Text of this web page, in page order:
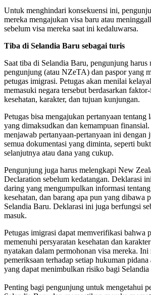
Untuk menghindari konsekuensi ini,
mereka mengajukan visa baru atau
sebelum visa mereka saat ini kedaluwarsa.
Tiba di Selandia Baru sebagai turis
Saat tiba di Selandia Baru, pengunjung harus
pengunjung (atau NZeTA) dan paspor yang
petugas imigrasi. Petugas akan menilai
memasuki negara tersebut berdasarkan
kesehatan, karakter, dan tujuan kunjungan.
Petugas bisa mengajukan pertanyaan
yang dimaksudkan dan kemampuan
menjawab pertanyaan-pertanyaan ini dengan
semua dokumentasi yang diminta, seperti
selanjutnya atau dana yang cukup.
Pengunjung juga harus melengkapi New
Declaration sebelum kedatangan. Deklarasi
daring yang mengumpulkan informasi
kesehatan, dan barang apa pun yang dibawa
Selandia Baru. Deklarasi ini juga berfungsi
masuk.
Petugas imigrasi dapat memverifikasi bahwa
memenuhi persyaratan kesehatan dan
nyatakan dalam permohonan visa mereka.
pemeriksaan terhadap setiap hukuman
yang dapat menimbulkan risiko bagi Selandia
Penting bagi pengunjung untuk mengetahui